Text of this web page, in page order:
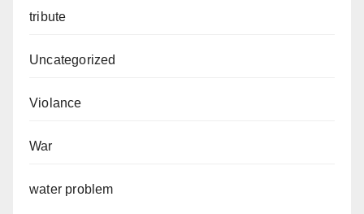
tribute
Uncategorized
Violance
War
water problem